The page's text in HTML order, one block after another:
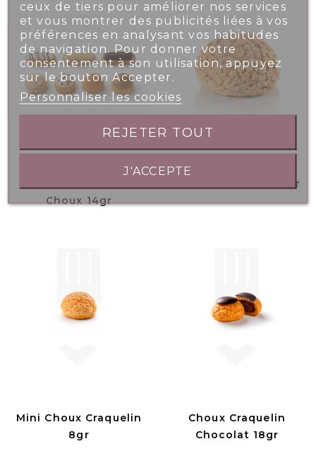
Choux 14gr
Choux Craquelin 35gr
Mini Choux Craquelin
8gr
Choux Craquelin
Chocolat 18gr
ceux de tiers pour améliorer nos services
et vous montrer des publicités liées à vos
préférences en analysant vos habitudes
de navigation. Pour donner votre
consentement à son utilisation, appuyez
sur le bouton Accepter.
Personnaliser les cookies
REJETER TOUT
J'ACCEPTE